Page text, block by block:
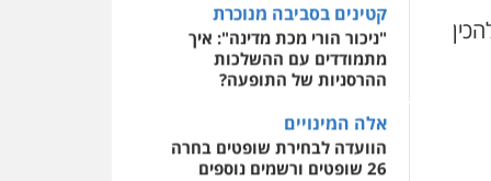
קטינים בסביבה מנוכרת
"ניכור הורי מכת מדינה": איך
מתמודדים עם ההשלכות
ההרסניות של התופעה?
אלה המינויים
הוועדה לבחירת שופטים בחרה
26 שופטים ורשמים נוספים